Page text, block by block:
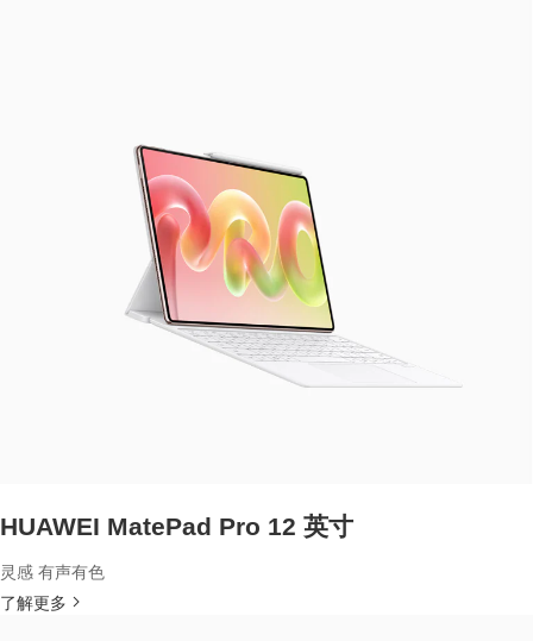
HUAWEI MatePad Pro 12 英寸
灵感 有声有色
了解更多